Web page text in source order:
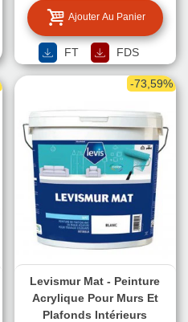
Ajouter Au Panier
FT FDS
-73,59%
Levismur Mat - Peinture
Acrylique Pour Murs Et
Plafonds Intérieurs